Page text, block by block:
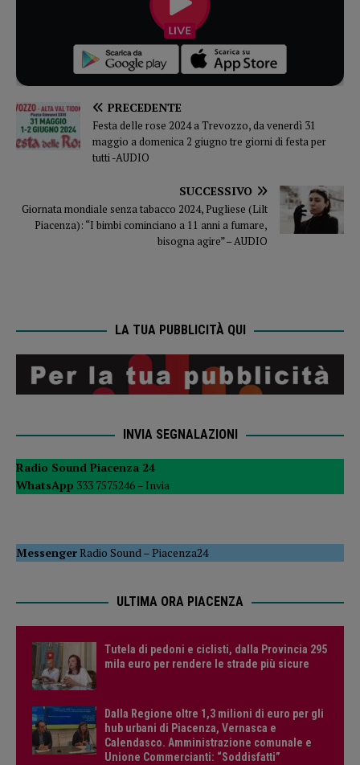
PRECEDENTE
Festa delle rose 2024 a Trevozzo, da venerdì 31
maggio a domenica 2 giugno tre giorni di festa per
tutti -AUDIO
SUCCESSIVO
Giornata mondiale senza tabacco 2024, Pugliese (Lilt
Piacenza): “I bimbi cominciano a 11 anni a fumare,
bisogna agire” – AUDIO
LA TUA PUBBLICITÀ QUI
INVIA SEGNALAZIONI
Radio Sound Piacenza 24
WhatsApp 333 7575246 – Invia
MessengerRadio Sound–Piacenza24
ULTIMA ORA PIACENZA
Tutela di pedoni e ciclisti, dalla Provincia 295
mila euro per rendere le strade più sicure
Dalla Regione oltre 1,3 milioni di euro per gli
hub urbani di Piacenza, Vernasca e
Calendasco. Amministrazione comunale e
Unione Commercianti: “Soddisfatti”